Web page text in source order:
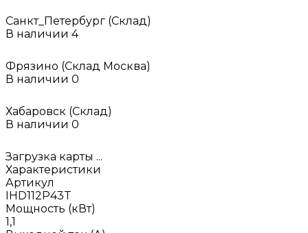
Санкт_Петербург (Склад)
В наличии 4
Фрязино (Склад Москва)
В наличии 0
Хабаровск (Склад)
В наличии 0
Загрузка карты ...
Характеристики
Артикул
IHD112P43T
Мощность (кВт)
1,1